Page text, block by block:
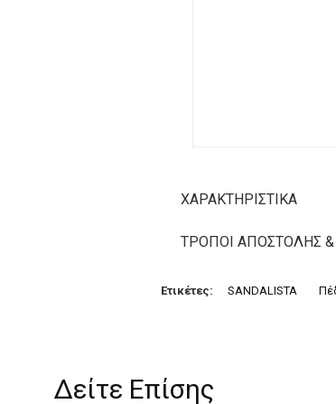
ΧΑΡΑΚΤΗΡΙΣΤΙΚΆ
ΤΡΌΠΟΙ ΑΠΟΣΤΟΛΉΣ &
Ετικέτες: SANDALISTA
Δείτε Επίσης